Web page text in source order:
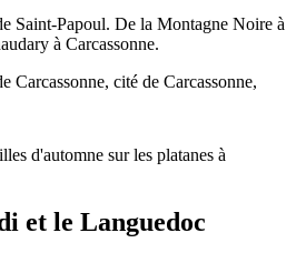
Saint-Papoul. De la Montagne Noire à
à Carcassonne.
Carcassonne, cité de Carcassonne,
et le Languedoc